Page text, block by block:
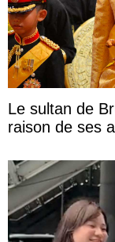
Le sultan de
raison de ses